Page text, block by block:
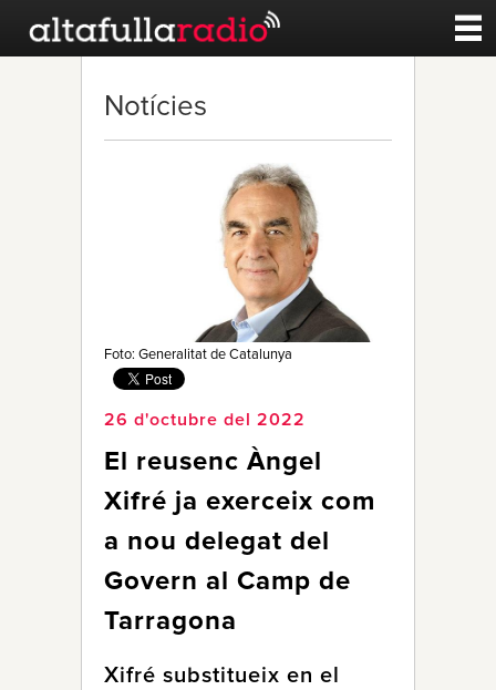
Esports
Noticies
Qui Som
Notícies
Foto: Generalitat de Catalunya
26 d'octubre del 2022
El reusenc Àngel
Xifré ja exerceix com
a nou delegat del
Govern al Camp de
Tarragona
Xifré substitueix en el